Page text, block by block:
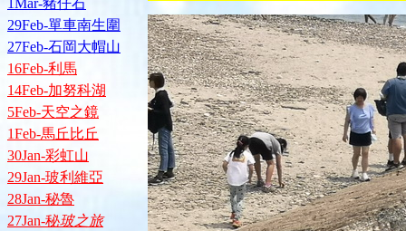
1Mar-豬仔石
29Feb-單車南生圍
27Feb-石岡大帽山
16Feb-利馬
14Feb-加努科湖
5Feb-天空之鏡
1Feb-馬丘比丘
30Jan-彩虹山
29Jan-玻利維亞
28Jan-秘魯
27Jan-秘玻之旅